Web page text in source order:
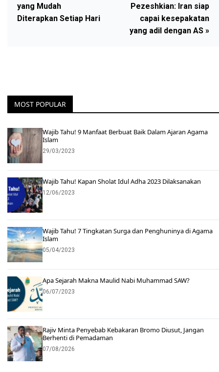
yang Mudah
Diterapkan Setiap Hari
Pezeshkian: Iran siap
capai kesepakatan
yang adil dengan AS »
MOST POPULAR
Wajib Tahu! 9 Manfaat Berbuat Baik Dalam Ajaran Agama
Islam
29/03/2023
Wajib Tahu! Kapan Sholat Idul Adha 2023 Dilaksanakan
12/06/2023
Wajib Tahu! 7 Tingkatan Surga dan Penghuninya di Agama
Islam
05/04/2023
Apa Sejarah Makna Maulid Nabi Muhammad SAW?
06/07/2023
Rajiv Minta Penyebab Kebakaran Bromo Diusut, Jangan
Berhenti di Pemadaman
07/08/2026